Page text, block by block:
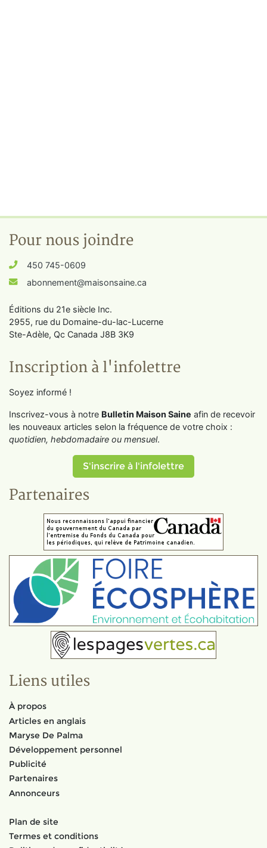
Pour nous joindre
450 745-0609
abonnement@maisonsaine.ca
Éditions du 21e siècle Inc.
2955, rue du Domaine-du-lac-Lucerne
Ste-Adèle, Qc Canada J8B 3K9
Inscription à l'infolettre
Soyez informé !
Inscrivez-vous à notre Bulletin Maison Saine afin de recevoir
les nouveaux articles selon la fréquence de votre choix :
quotidien, hebdomadaire ou mensuel.
S'inscrire à l'infolettre
Partenaires
Liens utiles
À propos
Articles en anglais
Maryse De Palma
Développement personnel
Publicité
Partenaires
Annonceurs
Plan de site
Termes et conditions